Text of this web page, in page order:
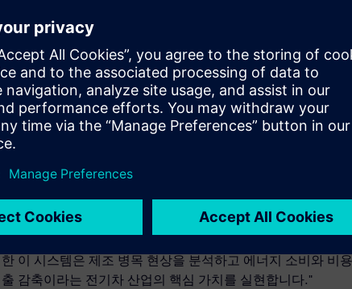
효율 향상
소프트웨어, 하드웨어, 서비스로 구성된 Siemens Xcelerator
포트폴리오의 플랜트 시뮬레이션을 통해 효율을 높일 수 있
습니다. 구현 후 첫 번째 단계에서는 기존 생산 라인을 시뮬
산 프로세스의 동작과 일치하는 시뮬레이션 결과를 제공했습
리 담당 부사장인 William Chen은 "Tecnomatix는 결과물, 에
이션하여 실험실 규모에서 산업 규모로 확대 전환할 수 있습
한 이 시스템은 제조 병목 현상을 분석하고 에너지 소비와 비
출 감축이라는 전기차 산업의 핵심 가치를 실현합니다."